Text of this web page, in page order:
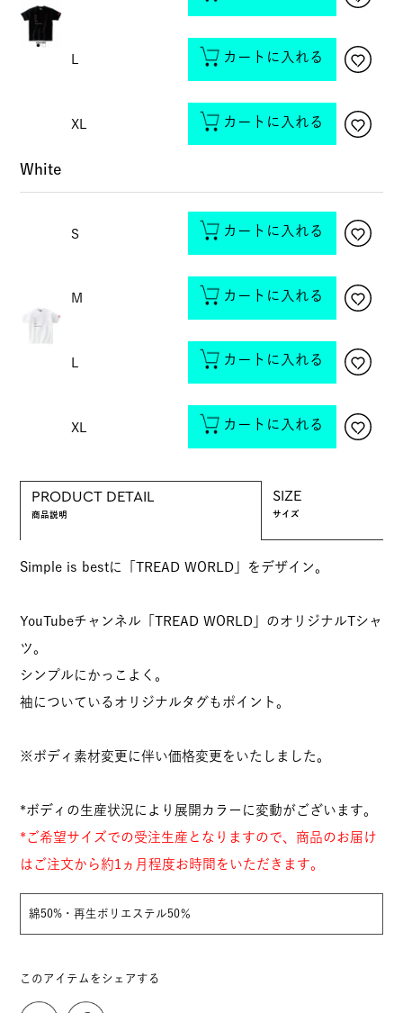
カートに入れる
XL カートに入れる
White
S カートに入れる
M カートに入れる
カートに入れる
XL カートに入れる
PRODUCT DETAIL
商品説明
SIZE
サイズ
Simple is bestに「TREAD WORLD」をデザイン。
YouTubeチャンネル「TREAD WORLD」のオリジナルTシャ
ツ。
シンプルにかっこよく。
袖についているオリジナルタグもポイント。
※ボディ素材変更に伴い価格変更をいたしました。
*ボディの生産状況により展開カラーに変動がございます。
*ご希望サイズでの受注生産となりますので、商品のお届け
はご注文から約1ヵ月程度お時間をいただきます。
綿50%・再生ポリエステル50％
このアイテムをシェアする